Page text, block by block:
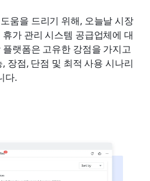
움을 드리기 위해, 오늘날 시장
가 관리 시스템 공급업체에 대
랫폼은 고유한 강점을 가지고
장점, 단점 및 최적 사용 시나리
다.